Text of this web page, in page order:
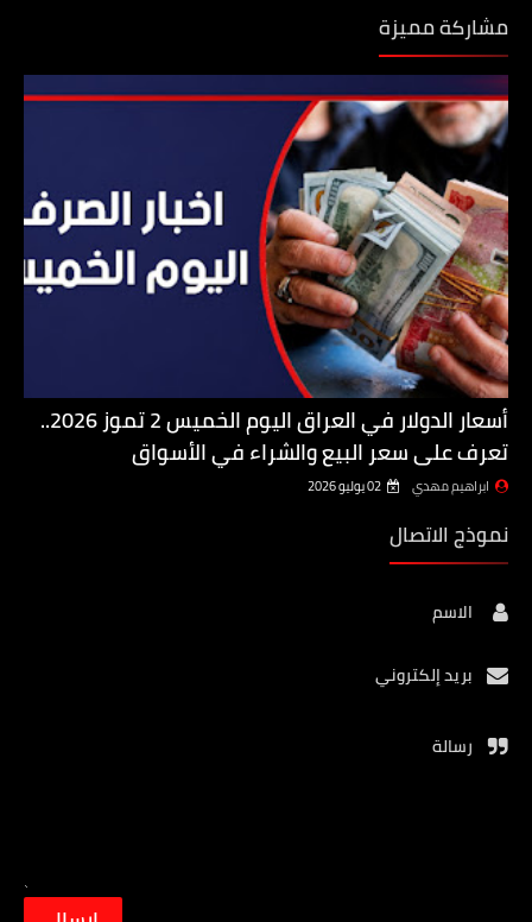
مشاركة مميزة
أسعار الدولار في العراق اليوم الخميس 2 تموز 2026..
تعرف على سعر البيع والشراء في الأسواق
ابراهيم مهدي 02 يوليو 2026
نموذج الاتصال
الاسم
بريد إلكتروني
رسالة